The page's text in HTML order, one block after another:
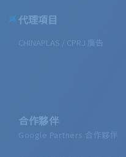
代理項目
CHINAPLAS / CPRJ 廣告
合作夥伴
Google Partners 合作夥伴